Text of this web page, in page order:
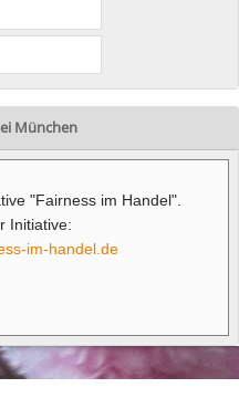
München
"Fairness im Handel".
Initiative:
im-handel.de